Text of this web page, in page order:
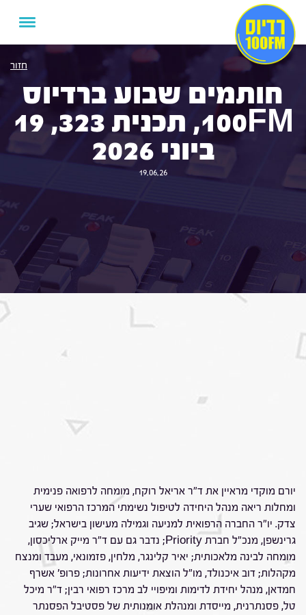
חזור
חותמים שבוע ברדיוס
100FM, תכנית 323, 19
ביוני 2026
19.06.26
יורם מוקדי מראיין את ד"ר אריאל רוקח, מומחה לרפואה פנימית
ומחלות ריאה מנהל היחידה לטיפול נשימתי המרכז הרפואי שערי
צדק. יו"ר החברה הרפואית למניעה וגמילה מעישון בישראל; שגיב
גרינשפן, מנכ"ל חברת Priority; נדבר גם עם ד"ר מייק ארליכסון,
מומחה לבינה מלאכותית; יאיר קלינגר, מלחין, פזמונאי, מעבד ומנצח
מקהלות; דוב איכנולד, מו"ל הוצאת ידיעות אחרונות; פרופ' אשרף
חמדאן, מנהל יחידת לדימות ומיפויי לב מרכז רפואי רבין; ד"ר מיכל
טל, פסנתרנית, מייסדת ומנהלת אומנותית של פסטיבל הפסנתר